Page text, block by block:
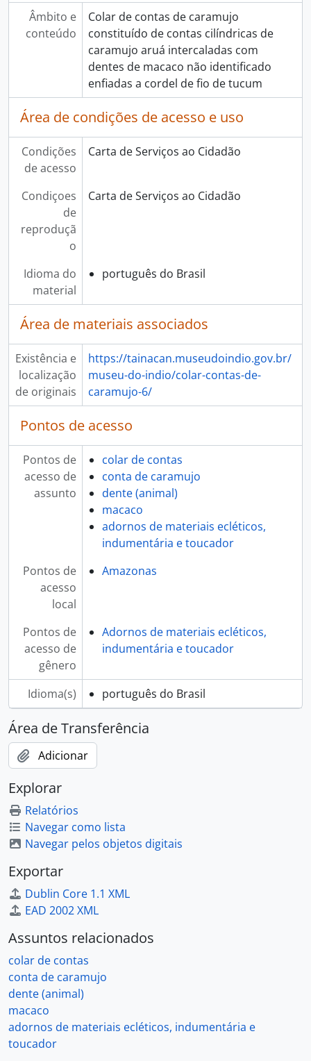
Âmbito e
conteúdo
Colar de contas de caramujo
constituído de contas cilíndricas de
caramujo aruá intercaladas com
dentes de macaco não identificado
enfiadas a cordel de fio de tucum
Área de condições de acesso e uso
Condições
de acesso
Carta de Serviços ao Cidadão
Condiçoes
de
reproduçã
o
Carta de Serviços ao Cidadão
Idioma do
material
português do Brasil
Área de materiais associados
Existência e
localização
de originais
https://tainacan.museudoindio.gov.br/
museu-do-indio/colar-contas-de-
caramujo-6/
Pontos de acesso
Pontos de
acesso de
assunto
colar de contas
conta de caramujo
dente (animal)
macaco
adornos de materiais ecléticos,
indumentária e toucador
Pontos de
acesso
local
Amazonas
Pontos de
acesso de
gênero
Adornos de materiais ecléticos,
indumentária e toucador
Idioma(s) português do Brasil
Área de Transferência
Adicionar
Explorar
Relatórios
Navegar como lista
Navegar pelos objetos digitais
Exportar
Dublin Core 1.1 XML
EAD 2002 XML
Assuntos relacionados
colar de contas
conta de caramujo
dente (animal)
macaco
adornos de materiais ecléticos, indumentária e
toucador